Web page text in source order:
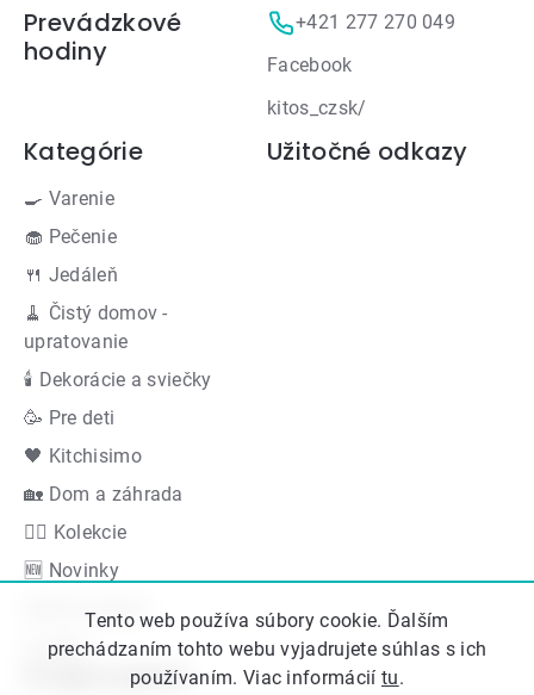
Tento web používa súbory cookie. Ďalším
prechádzaním tohto webu vyjadrujete súhlas s ich
používaním. Viac informácií tu.
Prevádzkové
hodiny
+421 277 270 049
Facebook
kitos_czsk/
Kategórie
🍳 Varenie
🧁 Pečenie
🍴 Jedáleň
🧹 Čistý domov -
upratovanie
🕯 Dekorácie a sviečky
🥳 Pre deti
🖤 Kitchisimo
🏡 Dom a záhrada
👍🏻 Kolekcie
🆕 Novinky
Akčná ponuka
Značky
Užitočné odkazy
Podporujeme